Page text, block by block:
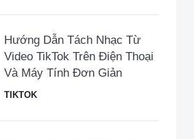
Hướng Dẫn Tách Nhạc Từ
Video TikTok Trên Điện Thoại
Và Máy Tính Đơn Giản
TIKTOK